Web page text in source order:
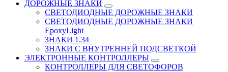
ДОРОЖНЫЕ ЗНАКИ
СВЕТОДИОДНЫЕ ДОРОЖНЫЕ ЗНАКИ
СВЕТОДИОДНЫЕ ДОРОЖНЫЕ ЗНАКИ
EpoxyLight
ЗНАКИ 1.34
ЗНАКИ С ВНУТРЕННЕЙ ПОДСВЕТКОЙ
ЭЛЕКТРОННЫЕ КОНТРОЛЛЕРЫ
КОНТРОЛЛЕРЫ ДЛЯ СВЕТОФОРОВ